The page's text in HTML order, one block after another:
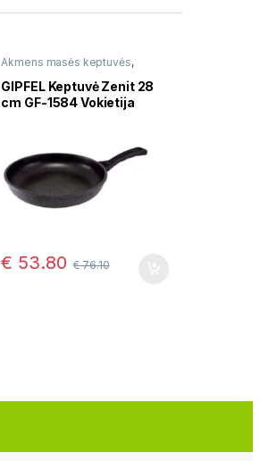
Akmens masės keptuvės,
GIPFEL Keptuvė Zenit 28
cm GF-1584 Vokietija
€ 53.80 €76.10